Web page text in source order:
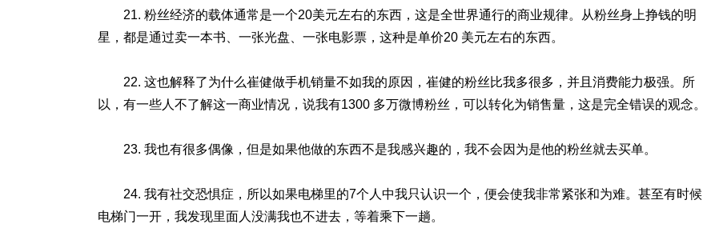
21. 粉丝经济的载体通常是一个20美元左右的东西，这是全世界通行的商业规律。从粉丝身上挣钱的明
星，都是通过卖一本书、一张光盘、一张电影票，这种是单价20 美元左右的东西。
22. 这也解释了为什么崔健做手机销量不如我的原因，崔健的粉丝比我多很多，并且消费能力极强。所
以，有一些人不了解这一商业情况，说我有1300 多万微博粉丝，可以转化为销售量，这是完全错误的观念。
23. 我也有很多偶像，但是如果他做的东西不是我感兴趣的，我不会因为是他的粉丝就去买单。
24. 我有社交恐惧症，所以如果电梯里的7个人中我只认识一个，便会使我非常紧张和为难。甚至有时候
电梯门一开，我发现里面人没满我也不进去，等着乘下一趟。